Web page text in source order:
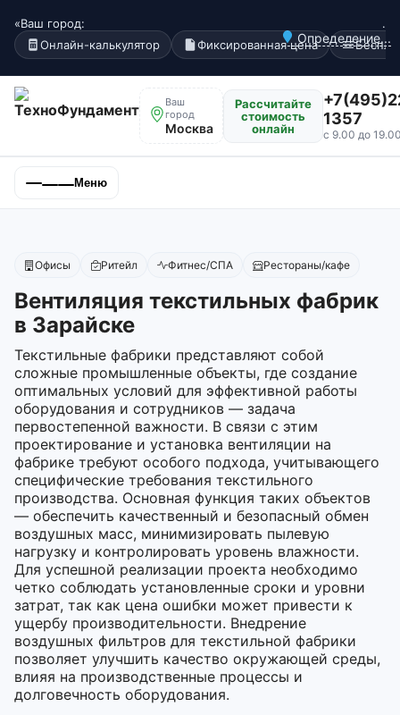
«Ваш город:
Определение...
.
Онлайн-калькулятор
Фиксированная цена
Ваш
город
Москва
Рассчитайте
стоимость
онлайн
1357
с 9.00 до
Меню
Офисы Ритейл Фитнес/СПА Рестораны/кафе
Вентиляция текстильных фабрик
в Зарайске
Текстильные фабрики представляют собой
сложные промышленные объекты, где создание
оптимальных условий для эффективной работы
оборудования и сотрудников — задача
первостепенной важности. В связи с этим
проектирование и установка вентиляции на
фабрике требуют особого подхода, учитывающего
специфические требования текстильного
производства. Основная функция таких объектов
— обеспечить качественный и безопасный обмен
воздушных масс, минимизировать пылевую
нагрузку и контролировать уровень влажности.
Для успешной реализации проекта необходимо
четко соблюдать установленные сроки и уровни
затрат, так как цена ошибки может привести к
ущербу производительности. Внедрение
воздушных фильтров для текстильной фабрики
позволяет улучшить качество окружающей среды,
влияя на производственные процессы и
долговечность оборудования.